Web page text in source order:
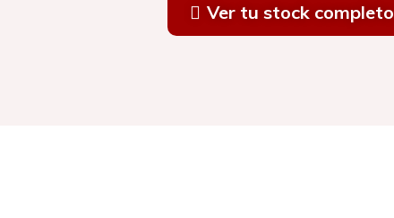
Ver tu stock completo